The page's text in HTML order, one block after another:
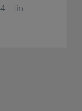
– fin